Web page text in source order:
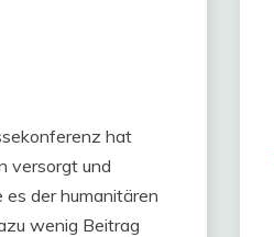
hat
versorgt und
der humanitären
wenig Beitrag